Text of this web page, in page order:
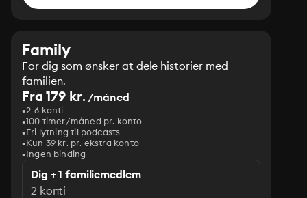
Family
For dig som ønsker at dele historier med
familien.
Fra 179 kr./måned
2-6 konti
100 timer/måned pr. konto
Fri lytning til podcasts
Kun 39 kr. pr. ekstra konto
Ingen binding
Dig + 1 familiemedlem
2 konti